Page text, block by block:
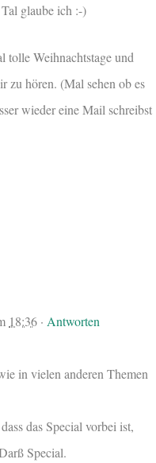
glaube ich :-)
tolle Weihnachtstage und
zu hören. (Mal sehen ob es
wieder eine Mail schreibst
18:36 ·Antworten
in vielen anderen Themen
das Special vorbei ist,
Special.